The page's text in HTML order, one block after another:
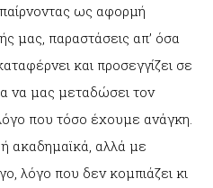
ως αφορμή
μας, παραστάσεις απ’ όσα
και προσεγγίζει σε
να μας μεταδώσει τον
που τόσο έχουμε ανάγκη.
ακαδημαϊκά, αλλά με
λόγο που δεν κομπιάζει κι